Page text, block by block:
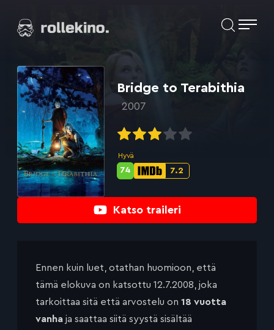
suoraan
Elokuvat ja elokuva-arviot | Rollekino.fi
jälkeen.
Katso traileri
Bridge to Terabithia
2007
Hyvä
IMDb-
7.2
Metascore-
74
Ennen kuin luet, otathan huomioon, että
tämä elokuva on katsottu 12.7.2008, joka
tarkoittaa sitä että arvostelu on 18 vuotta
vanha ja saattaa siitä syystä sisältää